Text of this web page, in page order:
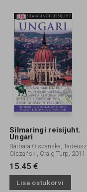
Silmaringi reisijuht.
Ungari
Barbara Olszańska, Tadeusz
Olszański, Craig Turp, 2011
15.45 €
Lisa ostukorvi